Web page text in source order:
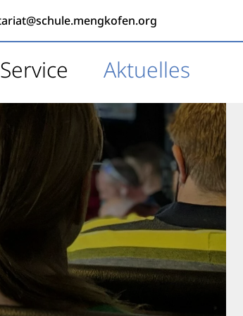
Service Aktuelles